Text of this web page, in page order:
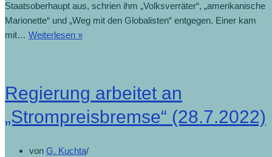
Staatsoberhaupt aus, schrien ihm „Volksverräter“, „amerikanische
Marionette“ und „Weg mit den Globalisten“ entgegen. Einer kam
mit… Weiterlesen »Proteste
Bellen
(29.7.2022)
Regierung arbeitet an
„Strompreisbremse“ (28.7.2022)
von G. Kuchta